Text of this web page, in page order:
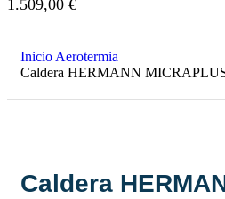
1.509,00 €
Inicio Aerotermia
Caldera HERMANN
Caldera